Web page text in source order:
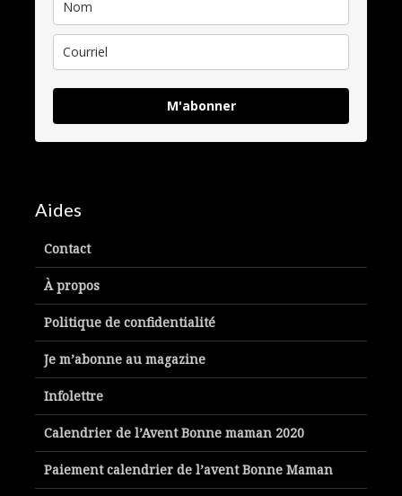
M'abonner
Aides
Contact
À propos
Politique de confidentialité
Je m’abonne au magazine
Infolettre
Calendrier de l’Avent Bonne maman 2020
Paiement calendrier de l’avent Bonne Maman